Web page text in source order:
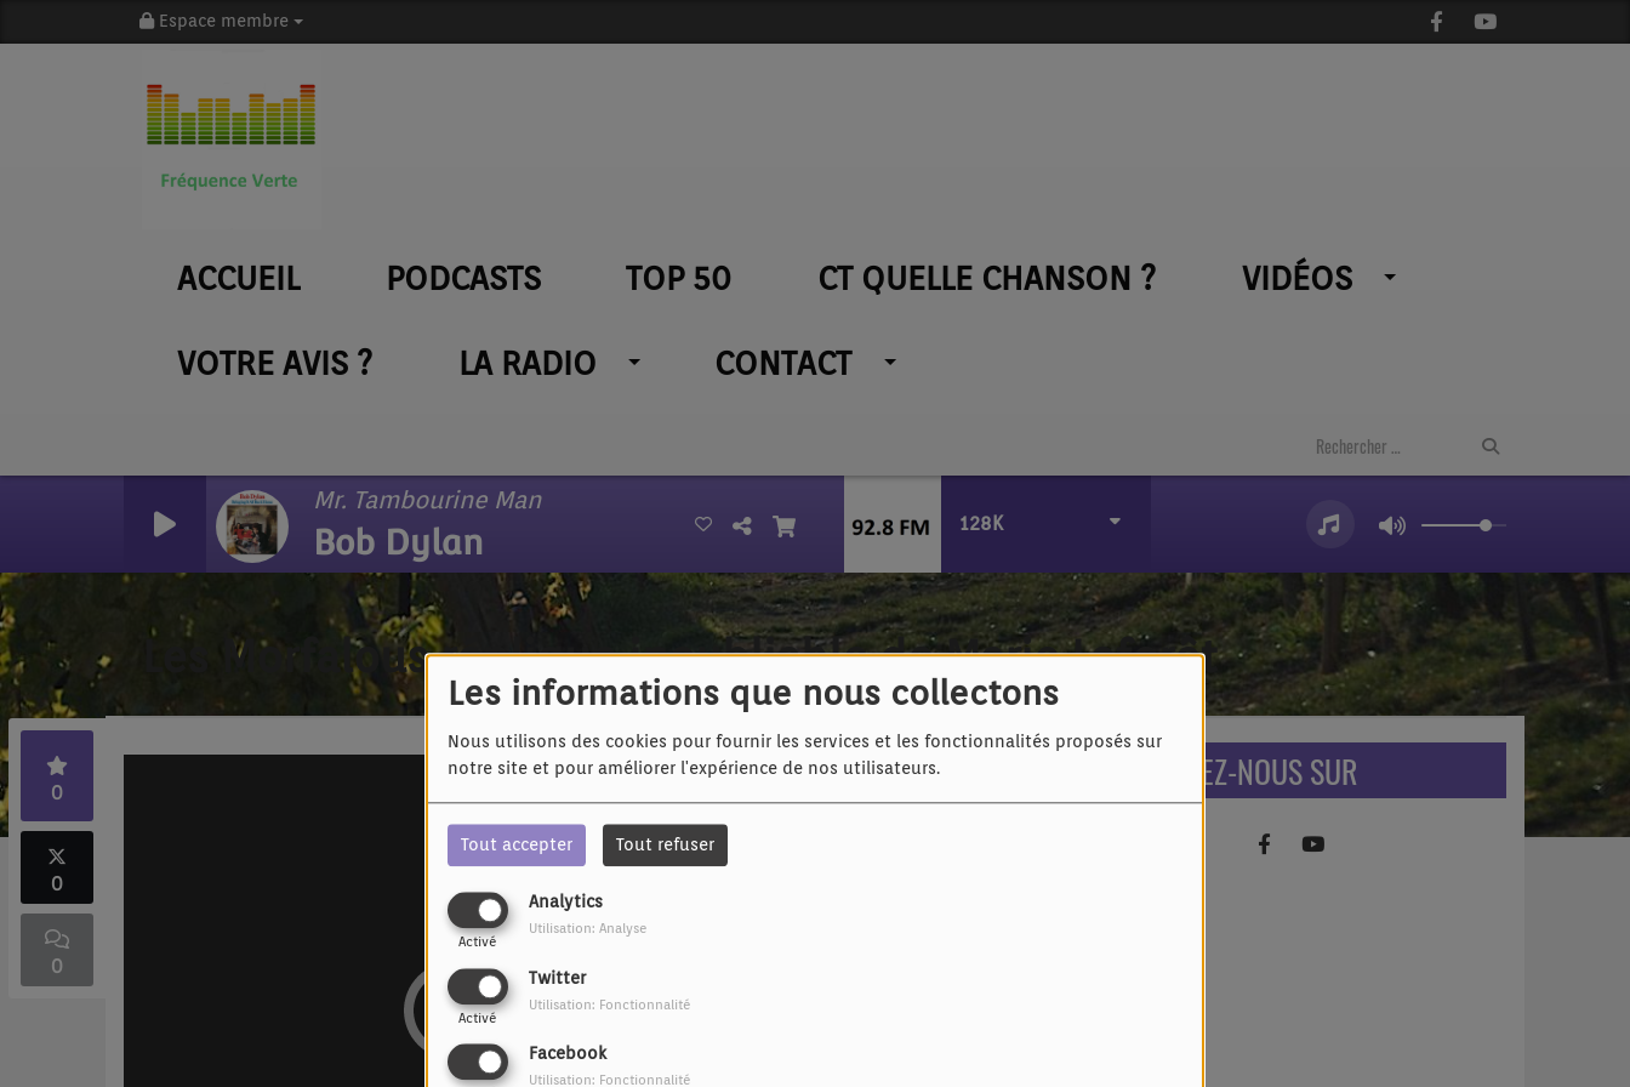
Les informations que nous collectons
Nous utilisons des cookies pour fournir les services et les fonctionnalités proposés sur
notre site et pour améliorer l'expérience de nos utilisateurs.
Tout accepter Tout refuser
Analytics
Activé
Utilisation: Analyse
Twitter
Activé
Utilisation: Fonctionnalité
Facebook
Utilisation: Fonctionnalité
Espace membre
ACCUEIL PODCASTS TOP 50 CT QUELLE CHANSON ? VIDÉOS
VOTRE AVIS ? LA RADIO CONTACT
Mr. Tambourine Man
Bob Dylan 128K
Les Morfalous réplique inoubliable de Marie Laforêt
0
0
0
RETROUVEZ-NOUS SUR